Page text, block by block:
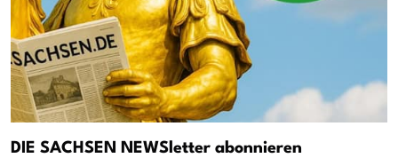
DIE SACHSEN NEWSletter abonnieren